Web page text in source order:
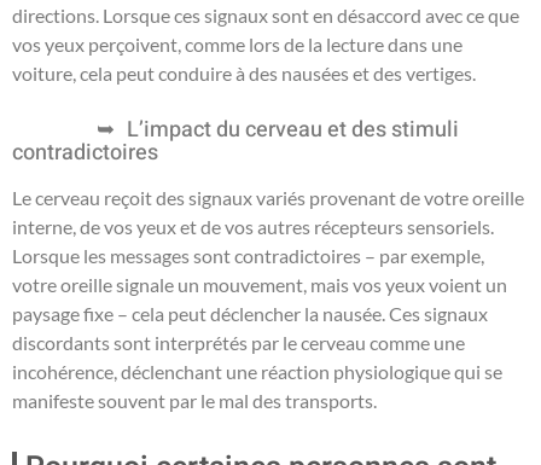
directions. Lorsque ces signaux sont en désaccord avec ce que
vos yeux perçoivent, comme lors de la lecture dans une
voiture, cela peut conduire à des nausées et des vertiges.
L’impact du cerveau et des stimuli
contradictoires
Le cerveau reçoit des signaux variés provenant de votre oreille
interne, de vos yeux et de vos autres récepteurs sensoriels.
Lorsque les messages sont contradictoires – par exemple,
votre oreille signale un mouvement, mais vos yeux voient un
paysage fixe – cela peut déclencher la nausée. Ces signaux
discordants sont interprétés par le cerveau comme une
incohérence, déclenchant une réaction physiologique qui se
manifeste souvent par le mal des transports.